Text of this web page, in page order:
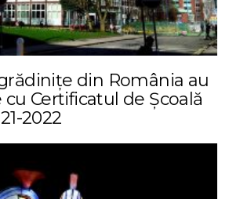
din România au
Certificatul de Școală
2022